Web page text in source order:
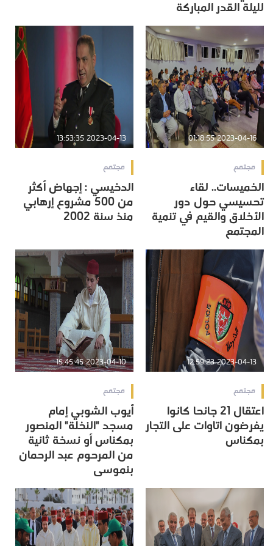
لليلة القدر المباركة
2023-04-16 01:18:55
مجتمع
الخميسات.. لقاء
تحسيسي حول دور
الأخلاق والقيم في تنمية
المجتمع
2023-04-13 13:53:35
مجتمع
الدخيسي : إجهاض أكثر
من 500 مشروع إرهابي
منذ سنة 2002
2023-04-13 12:59:23
مجتمع
اعتقال 21 جانحا كانوا
يفرضون اتاوات على التجار
بمكناس
2023-04-10 15:45:45
مجتمع
أيوب الشوبي إمام
مسجد "النخلة" المنصور
بمكناس أو نسخة ثانية
من المرحوم عبد الرحمان
بنموسى